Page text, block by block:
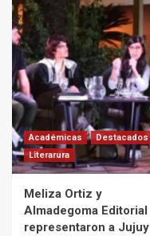
Académicas
Destacados
Literarura
Meliza Ortiz y
Almadegoma Editorial
representaron a Jujuy